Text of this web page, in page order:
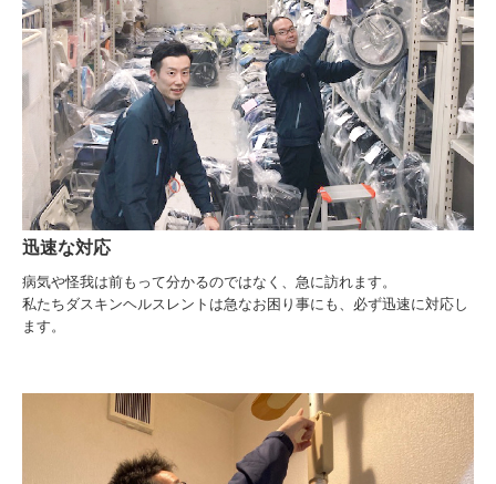
迅速な対応
病気や怪我は前もって分かるのではなく、急に訪れます。
私たちダスキンヘルスレントは急なお困り事にも、必ず迅速に対応し
ます。